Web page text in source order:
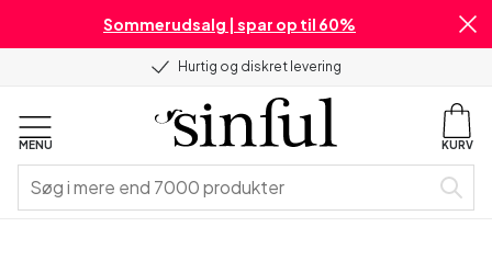
Sommerudsalg | spar op til 60%
Hurtig og diskret levering
MENU KURV